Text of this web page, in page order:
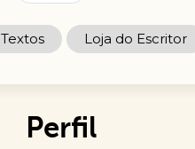
Textos Loja do Escritor
Perfil